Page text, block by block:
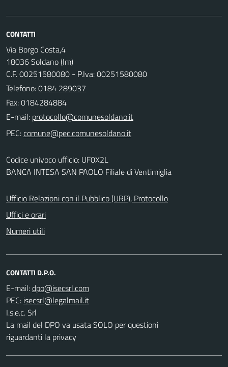
CONTATTI
Via Borgo Costa,4
18036 Soldano (Im)
C.F. 00251580080 - P.Iva: 00251580080
Telefono:0184 289037
Fax: 0184284884
E-mail:
PEC:
Codice univoco ufficio: UF0X2L
BANCA INTESA SAN PAOLO Filiale di Ventimiglia
Ufficio Relazioni con il Pubblico (URP), Protocollo
Uffici e orari
Numeri utili
CONTATTI D.P.O.
E-mail:
PEC:
I.s.e.c. Srl
La mail del DPO va usata SOLO per questioni
riguardanti la privacy